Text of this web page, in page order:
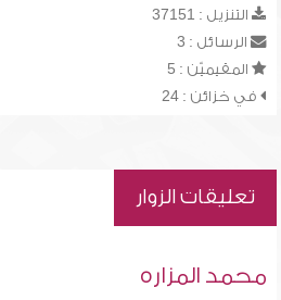
التنزيل : 37151
الرسائل : 3
المقيميّن : 5
في خزائن : 24
تعليقات الزوار
محمد المزاره